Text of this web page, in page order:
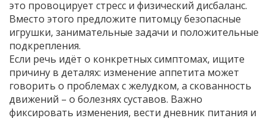
это провоцирует стресс и физический дисбаланс.
Вместо этого предложите питомцу безопасные
игрушки, занимательные задачи и положительные
подкрепления.
Если речь идёт о конкретных симптомах, ищите
причину в деталях: изменение аппетита может
говорить о проблемах с желудком, а скованность
движений – о болезнях суставов. Важно
фиксировать изменения, вести дневник питания и